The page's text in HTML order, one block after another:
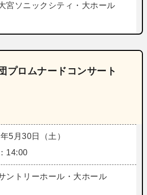
宮ソニックシティ・大ホール
プロムナードコンサート
5月30日（土）
14:00
ントリーホール・大ホール